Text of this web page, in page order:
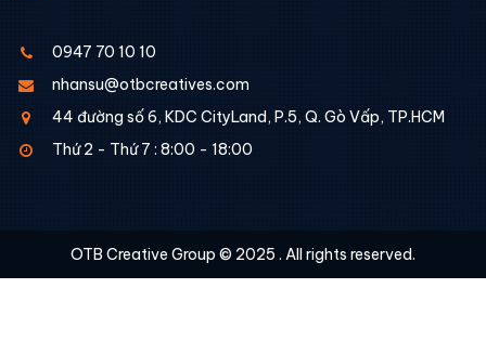
0947 70 10 10
nhansu@otbcreatives.com
44 đường số 6, KDC CityLand, P.5, Q. Gò Vấp, TP.HCM
Thứ 2 - Thứ 7 : 8:00 - 18:00
OTB Creative Group © 2025 . All rights reserved.